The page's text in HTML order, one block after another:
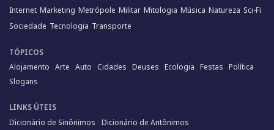
Internet Marketing Metrópole Militar Mitologia Música Natureza Sci-Fi
Sociedade Tecnologia Transporte
TÓPICOS
Alojamento Arte Auto Cidades Deuses Ecologia Festas Política
Slogans
LINKS ÚTEIS
Dicionário de Sinônimos
Dicionário de Antônimos